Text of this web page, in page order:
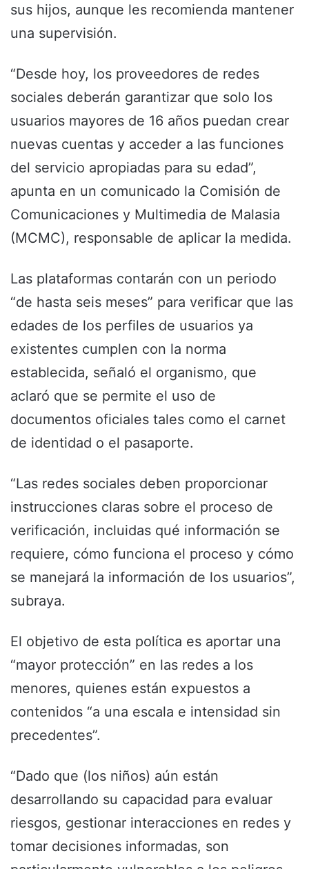
sus hijos, aunque les recomienda mantener
una supervisión.
“Desde hoy, los proveedores de redes
sociales deberán garantizar que solo los
usuarios mayores de 16 años puedan crear
nuevas cuentas y acceder a las funciones
del servicio apropiadas para su edad”,
apunta en un comunicado la Comisión de
Comunicaciones y Multimedia de Malasia
(MCMC), responsable de aplicar la medida.
Las plataformas contarán con un periodo
“de hasta seis meses” para verificar que las
edades de los perfiles de usuarios ya
existentes cumplen con la norma
establecida, señaló el organismo, que
aclaró que se permite el uso de
documentos oficiales tales como el carnet
de identidad o el pasaporte.
“Las redes sociales deben proporcionar
instrucciones claras sobre el proceso de
verificación, incluidas qué información se
requiere, cómo funciona el proceso y cómo
se manejará la información de los usuarios”,
subraya.
El objetivo de esta política es aportar una
“mayor protección” en las redes a los
menores, quienes están expuestos a
contenidos “a una escala e intensidad sin
precedentes”.
“Dado que (los niños) aún están
desarrollando su capacidad para evaluar
riesgos, gestionar interacciones en redes y
tomar decisiones informadas, son